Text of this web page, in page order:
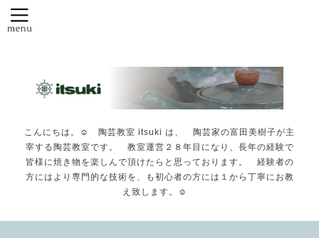
こんにちは。☺️ 陶芸教室 itsuki は、 陶芸家の富田美樹子が主
宰する陶芸教室です。 教室運営２８年目になり、長年の経験で
皆様に焼き物を楽しんで頂けたらと思っております。 経験者の
方にはより専門的な技術を、も初心者の方には１から丁寧にお教
え致します。☺️